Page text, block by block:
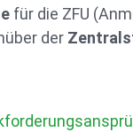
für die ZFU
der